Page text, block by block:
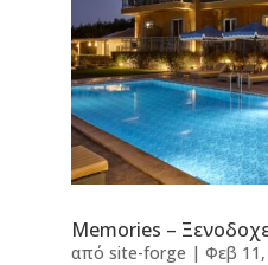
Memories –
από site-forge | Φεβ 11,